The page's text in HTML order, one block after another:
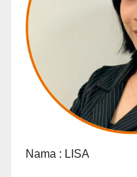
Nama : LISA